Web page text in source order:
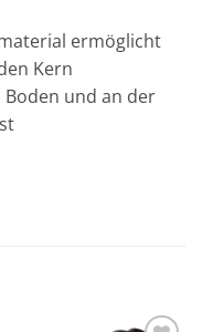
ermöglicht
Kern
Boden und an der